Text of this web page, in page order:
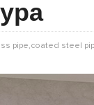
pipe,coated steel